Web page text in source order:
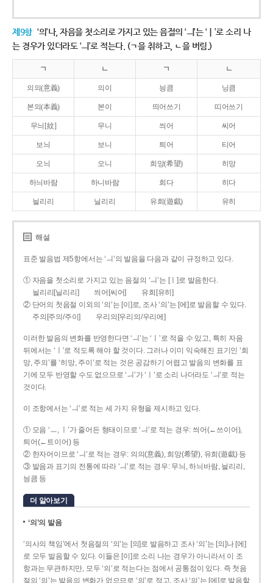
제9항 ‘의’나, 자음을 첫소리로 가지고 있는 음절의 ‘ㅢ’는 ‘ㅣ’로 소리 나
는 경우가 있더라도 ‘ㅢ’로 적는다. (ㄱ을 취하고, ㄴ을 버림.)
ㄱ ㄴ ㄱ ㄴ
의의(意義) 의이 닁큼 닝큼
본의(本義) 본이 띄어쓰기 띠어쓰기
무늬[紋] 무니 씌어 씨어
보늬 보니 틔어 티어
오늬 오니 희망(希望) 히망
하늬바람 하니바람 희다 히다
늴리리 닐리리 유희(遊戱) 유히
해설
표준 발음법 제5항에서는 ‘ㅢ’의 발음을 다음과 같이 규정하고 있다.
① 자음을 첫소리로 가지고 있는 음절의 ‘ㅢ’는 [ㅣ]로 발음한다.
늴리리[닐리리]
씌어[씨어]
유희[유히]
② 단어의 첫음절 이외의 ‘의’는 [이]로, 조사 ‘의’는 [에]로 발음할 수 있다.
주의[주의/주이]
우리의[우리의/우리에]
이러한 발음의 변화를 반영한다면 ‘ㅢ’는 ‘ㅣ’로 적을 수 있고, 특히 자음
뒤에서는 ‘ㅣ’로 적도록 해야 할 것이다. 그러나 이미 익숙해진 표기인 ‘희
망, 주의’를 ‘히망, 주이’로 적는 것은 공감하기 어렵고 발음의 변화를 표
기에 모두 반영할 수도 없으므로 ‘ㅢ’가 ‘ㅣ’로 소리 나더라도 ‘ㅢ’로 적는
것이다.
이 조항에서는 ‘ㅢ’로 적는 세 가지 유형을 제시하고 있다.
① 모음 ‘ㅡ, ㅣ’가 줄어든 형태이므로 ‘ㅢ’로 적는 경우: 씌어(←쓰이어),
틔어(←트이어) 등
② 한자어이므로 ‘ㅢ’로 적는 경우: 의의(意義), 희망(希望), 유희(遊戱) 등
③ 발음과 표기의 전통에 따라 ‘ㅢ’로 적는 경우: 무늬, 하늬바람, 늴리리,
닁큼 등
더 알아보기
‘의’의 발음
‘의사의 책임’에서 첫음절의 ‘의’는 [의]로 발음하고 조사 ‘의’는 [의]나 [에]
로 모두 발음할 수 있다. 이들은 [이]로 소리 나는 경우가 아니라서 이 조
항과는 무관하지만, 모두 ‘의’로 적는다는 점에서 공통점이 있다. 즉 첫음
절의 ‘의’는 발음의 변화가 없으므로 ‘의’로 적고, 조사 ‘의’는 [에]로 발음할